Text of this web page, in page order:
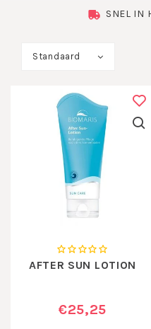
SNEL IN HUIS
Standaard
AFTER SUN LOTION
€25,25